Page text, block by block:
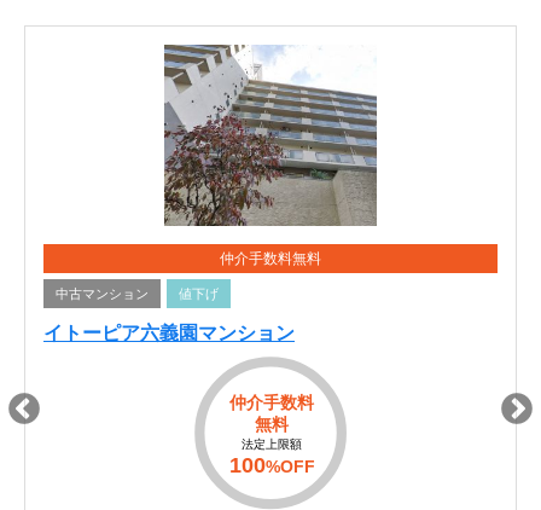
仲介手数料無料
中古マンション 値下げ
イトーピア六義園マンション
仲介手数料
無料
法定上限額
100%OFF